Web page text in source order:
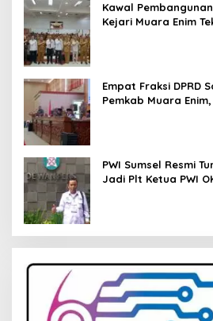
Kawal
Kejari Muara Enim
Empat Fraksi DPRD
Pemkab Muara
PWI Sumsel Resmi
Jadi Plt Ketua PWI